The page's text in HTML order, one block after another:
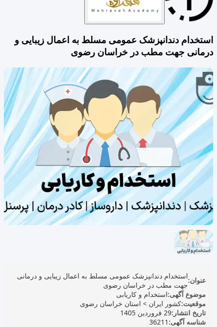
استخدام دندانپزشک عمومی مسلط به اعمال زیبایی و
درمانی جهت مطب در خراسان رضوی
عنوان:استخدام دندانپزشک عمومی مسلط به اعمال زیبایی و درمانی
جهت مطب در خراسان رضوی
موضوع آگهی:استخدام و کاریابی
موقعیت:کشور ایران > استان خراسان رضوی
تاریخ انتشار:29 فروردین 1405
شناسه آگهی: 36211